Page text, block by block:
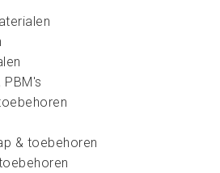
& toebehoren